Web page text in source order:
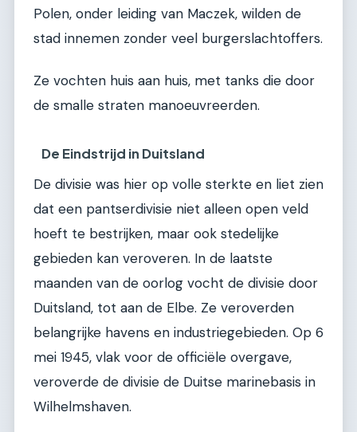
Polen, onder leiding van Maczek, wilden de
stad innemen zonder veel burgerslachtoffers.
Ze vochten huis aan huis, met tanks die door
de smalle straten manoeuvreerden.
De Eindstrijd in Duitsland
De divisie was hier op volle sterkte en liet zien
dat een pantserdivisie niet alleen open veld
hoeft te bestrijken, maar ook stedelijke
gebieden kan veroveren. In de laatste
maanden van de oorlog vocht de divisie door
Duitsland, tot aan de Elbe. Ze veroverden
belangrijke havens en industriegebieden. Op 6
mei 1945, vlak voor de officiële overgave,
veroverde de divisie de Duitse marinebasis in
Wilhelmshaven.